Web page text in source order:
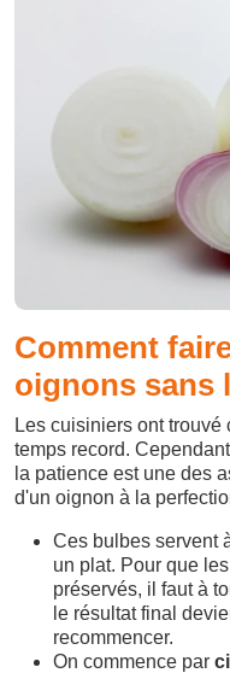
Comment
oignons sans
Les cuisiniers ont trouvé
temps record.
la patience est une des
d'un oignon à la
Ces bulbes servent
un plat. Pour que
préservés, il faut à
le résultat final
recommencer.
On commence par